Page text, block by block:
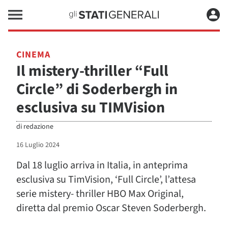
CINEMA
Il mistery-thriller “Full
Circle” di Soderbergh in
esclusiva su TIMVision
di redazione
16 Luglio 2024
Dal 18 luglio arriva in Italia, in anteprima
esclusiva su TimVision, ‘Full Circle’, l’attesa
serie mistery- thriller HBO Max Original,
diretta dal premio Oscar Steven Soderbergh.